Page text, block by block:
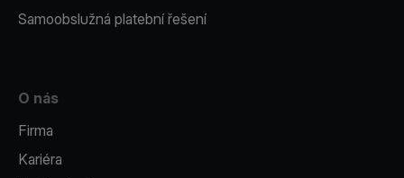
Samoobslužná platební řešení
O nás
Firma
Kariéra